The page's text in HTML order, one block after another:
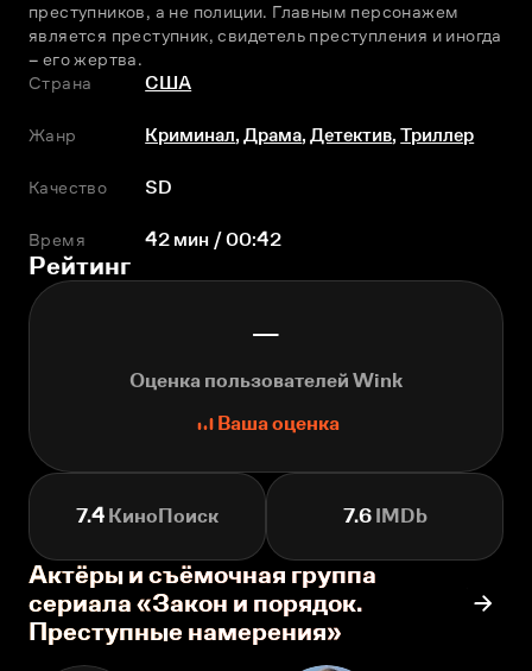
преступников, а не полиции. Главным персонажем
является преступник, свидетель преступления и иногда
– его жертва.
Страна
США
Жанр Криминал,Драма,Детектив,Триллер
Качество SD
Время 42 мин / 00:42
Рейтинг
—
Оценка пользователей Wink
Ваша оценка
7.4 КиноПоиск 7.6IMDb
Актёры и съёмочная группа
сериала «Закон и порядок.
Преступные намерения»